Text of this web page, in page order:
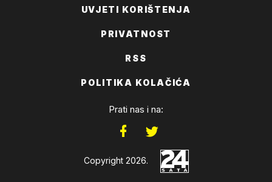
UVJETI KORIŠTENJA
PRIVATNOST
RSS
POLITIKA KOLAČIĆA
Prati nas i na:
Copyright 2026.